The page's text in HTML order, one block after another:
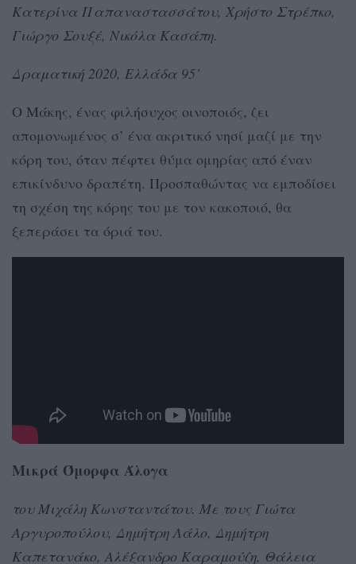
Κατερίνα Παπαναστασσάτου, Χρήστο Στρέπκο,
Γιώργο Σουξέ, Νικόλα Κασάπη.
Δραματική 2020, Ελλάδα 95’
O Μάκης, ένας φιλήσυχος οινοποιός, ζει
απομονωμένος σ’ ένα ακριτικό νησί μαζί με την
κόρη του, όταν πέφτει θύμα ομηρίας από έναν
επικίνδυνο δραπέτη. Προσπαθώντας να εμποδίσει
τη σχέση της κόρης του με τον κακοποιό, θα
ξεπεράσει τα όριά του.
Μικρά Όμορφα Άλογα
του Μιχάλη Κωνσταντάτου. Με τους Γιώτα
Αργυροπούλου, Δημήτρη Λάλο, Δημήτρη
Καπετανάκο, Αλέξανδρο Καραμούζη, Θάλεια